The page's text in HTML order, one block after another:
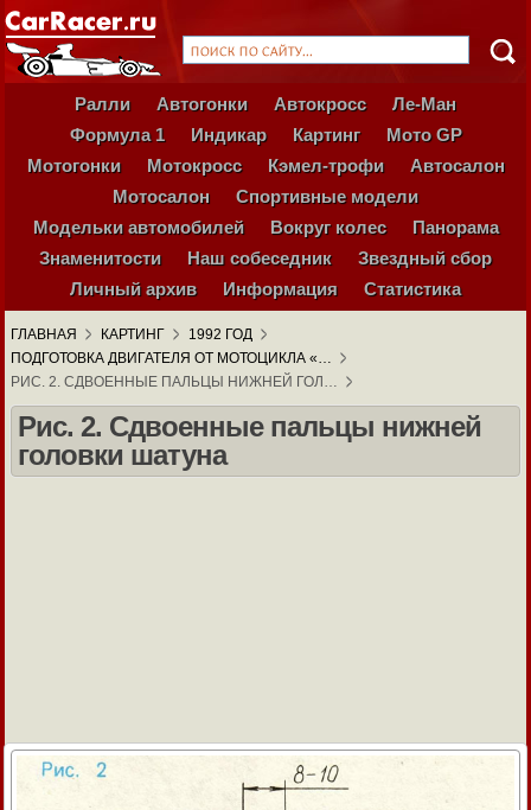
Ралли Автогонки Автокросс
Ле-Ман
Формула 1
Индикар Картинг
Мото GP
Мотогонки
Мотокросс Кэмел-трофи
Автосалон
Мотосалон
Спортивные модели
Модельки автомобилей
Вокруг колес
Панорама
Знаменитости
Наш собеседник
Звездный сбор
Личный архив
Информация Статистика
ГЛАВНАЯ КАРТИНГ
1992 ГОД
ПОДГОТОВКА ДВИГАТЕЛЯ ОТ МОТОЦИКЛА «…
РИС. 2. СДВОЕННЫЕ ПАЛЬЦЫ НИЖНЕЙ ГОЛ…
Рис. 2. Сдвоенные пальцы нижней
головки шатуна